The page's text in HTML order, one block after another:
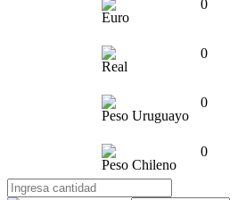
Euro
0
Real
0
Peso Uruguayo
0
Peso Chileno
0